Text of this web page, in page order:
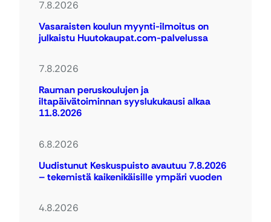
7.8.2026
Vasaraisten koulun myynti-ilmoitus on
julkaistu Huutokaupat.com-palvelussa
7.8.2026
Rauman peruskoulujen ja
iltapäivätoiminnan syyslukukausi alkaa
11.8.2026
6.8.2026
Uudistunut Keskuspuisto avautuu 7.8.2026
– tekemistä kaikenikäisille ympäri vuoden
4.8.2026